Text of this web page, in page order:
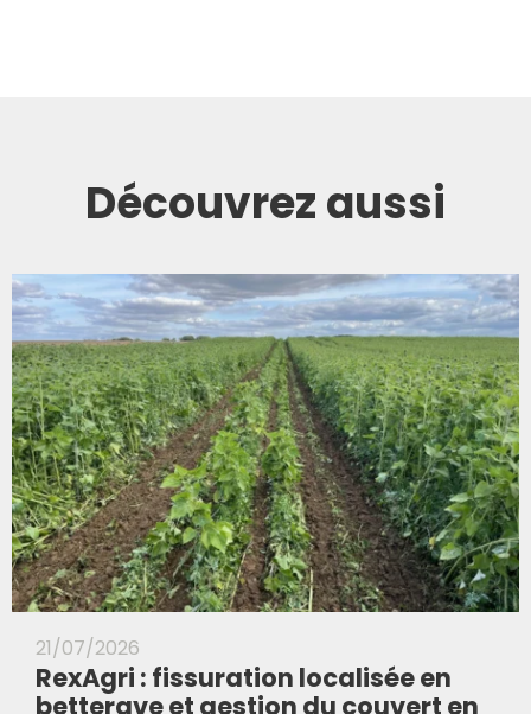
Découvrez aussi
21/07/2026
RexAgri : fissuration localisée en
betterave et gestion du couvert en